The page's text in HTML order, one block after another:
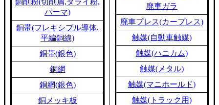
銅削粉(切削屑,ダライ粉,
パーマ)
銅帯(フレキシブル導体,
平編銅線)
銅帯(銀色)
銅網
銅網(銀色)
銅メッキ板
廃車ガラ
廃車プレス(カープレス)
触媒(自動車触媒)
触媒(ハニカム)
触媒(メタル)
触媒(マニホールド)
触媒(トラック用)